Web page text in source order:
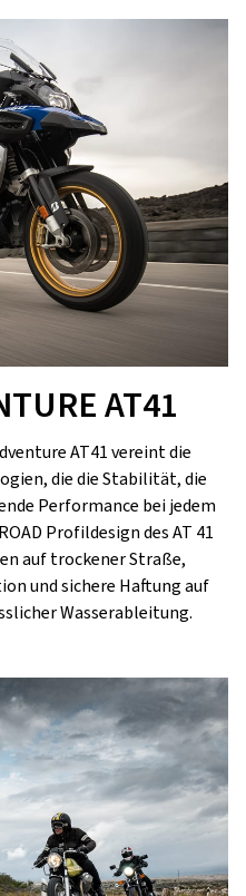
AT41
AT41 vereint die
die die Stabilität, die
Performance bei jedem
Profildesign des AT 41
auf trockener Straße,
und sichere Haftung auf
Wasserableitung.